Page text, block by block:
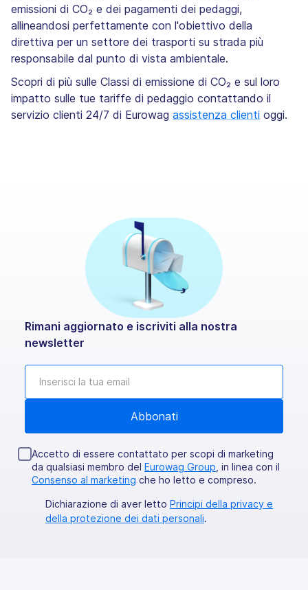
emissioni di CO₂ e dei pagamenti dei pedaggi,
allineandosi perfettamente con l'obiettivo della
direttiva per un settore dei trasporti su strada più
responsabile dal punto di vista ambientale.
Scopri di più sulle Classi di emissione di CO₂ e sul loro
impatto sulle tue tariffe di pedaggio contattando il
servizio clienti 24/7 di Eurowag assistenza clienti oggi.
Rimani aggiornato e iscriviti alla nostra
newsletter
Accetto di essere contattato per scopi di marketing
da qualsiasi membro del Eurowag Group , in linea con il
Consenso al marketing che ho letto e compreso.
Dichiarazione di aver letto Principi della privacy e
della protezione dei dati personali.